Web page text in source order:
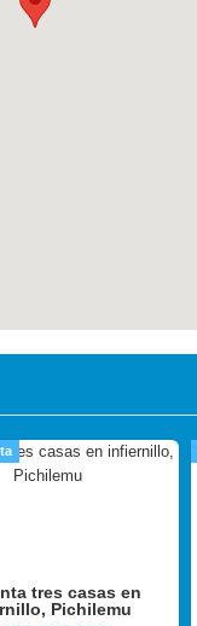
tres casas en
Pichilemu